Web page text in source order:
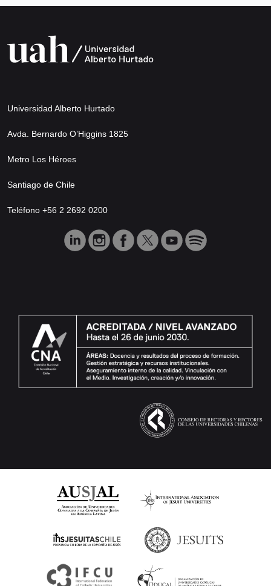
Universidad Alberto Hurtado
Avda. Bernardo O’Higgins 1825
Metro Los Héroes
Santiago de Chile
Teléfono +56 2 2692 0200